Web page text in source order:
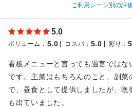
ご利用シーン別の評
5.0
ボリューム ： 5.0 コスパ ： 5.0 彩り ：
看板メニューと言っても過言ではな
です。主菜はもちろんのこと、副
で、昼食として提供しましたが、
も出ていました。